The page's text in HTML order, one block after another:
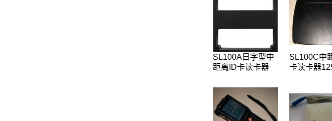
SL100A日字型中
距离ID卡读卡器
离ID读卡器
SL100C中
卡读卡器